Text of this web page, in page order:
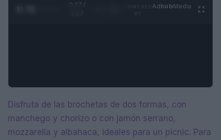
0:28 /
AdhubMedia
Disfruta de las brochetas de dos formas, con
manchego y chorizo o con jamón serrano,
mozzarella y albahaca, ideales para un picnic. Para